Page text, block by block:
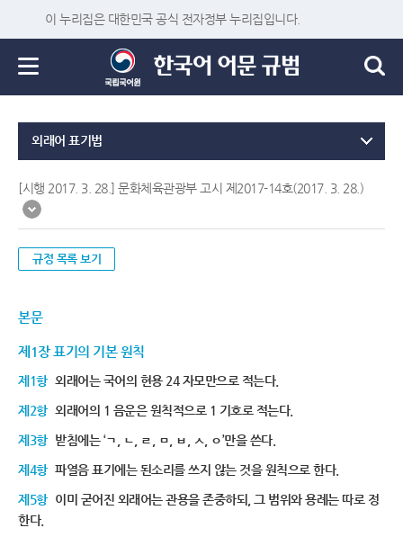
이 누리집은 대한민국 공식 전자정부 누리집입니다.
외래어 표기법
[시행 2017. 3. 28.] 문화체육관광부 고시 제2017-14호(2017. 3. 28.)
규정 목록 보기
본문
제1장 표기의 기본 원칙
제1항 외래어는 국어의 현용 24 자모만으로 적는다.
제2항 외래어의 1 음운은 원칙적으로 1 기호로 적는다.
제3항 받침에는 ‘ㄱ, ㄴ, ㄹ, ㅁ, ㅂ, ㅅ, ㅇ’만을 쓴다.
제4항 파열음 표기에는 된소리를 쓰지 않는 것을 원칙으로 한다.
제5항 이미 굳어진 외래어는 관용을 존중하되, 그 범위와 용례는 따로 정
한다.